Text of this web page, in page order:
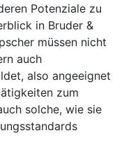
Potenziale zu
in Bruder &
müssen nicht
auch
also angeeignet
zum
solche, wie sie